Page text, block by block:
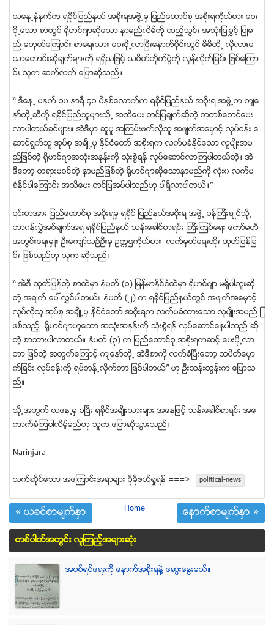
ယေန႕နံနက္က ရခိုင္ျပည္နယ္ အစုိးရအဖြဲ႕မွ ျပည္ေထာင္စု အစုိးရကိုယ္စား ေပး
ပို႕ေသာ စာတြင္ ရိုဟင္ဂ်ာဆိုေသာ နာမည္လိမ္ကို ထည့္သြင္း အသံုးျပဳခြင့္ ျပဳမ
ည္ မဟုတ္ေၾကာင္း စာေရးသား ေပးပို႕လာျပီးေနာက္ပိုင္းတြင္ မိမိတို႕ လိုလားေ
သာေတာင္းဆိုခ်က္မ်ားကို ရရွိသျဖင့္ သပိတ္တိုက္ပြဲကို လွန္လိုက္ျခင္း ျဖစ္ေၾကာ
င္း သူက ဆက္လက္ ေျပာဆိုသည္။
“ ဒီေန႕ မနက္ ၁၀ နာရီ ၄၀ မိနစ္ေလာက္က ရခိုင္ျပည္နယ္ အစိုးရ အဖြဲ႕က က်ေ
နာ္တို႕ဆီကို ရခိုင္ျပည္သူမ်ားသို႕ အသိေပး တင္ျပခ်က္ဆိုတဲ့ စာတစ္ေစာင္ေပး
လာပါတယ္ခင္ဗ်ား။ အဲဒီမွာ ဆူပူ အၾကမ္းဖက္လိုသူ အဖ်က္အေမွာင့္ လုပ္ငန္း ေ
ဆာင္ရြက္သူ အုပ္စု အခ်ိဳ႕မွ ႏိုင္ငံေတာ္ အစိုးရက လက္မခံႏိုင္ေသာ လူမ်ိဳးအမ
ည္ျဖစ္တဲ့ ရိုဟင္ဂ်ာအသံုးအႏုန္းကို သံုးစြဲရန္ လုပ္ေဆာင္လာၾကပါတယ္တဲ့။ အဲ
ဒီေတာ့ တရားမ၀င္တဲ့ နာမည္ျဖစ္တဲ့ ရိုဟင္ဂ်ာဆိုေသာနာမည္ကို လံုး၀ လက္မ
ခံႏိုင္ပါေၾကာင္း အသိေပး တင္ျပအပ္ပါသည္ဟု ပါရွိလာပါတယ္။”
၎စာအား ျပည္ေထာင္စု အစိုးရမွ ရခိုင္ ျပည္နယ္အစိုးရ အဖြဲ႕ ၀န္ၾကီးခ်ဳပ္သုိ႕
တာ၀န္လႊဲအပ္ခ်က္အရ ရခိုင္ျပည္နယ္ သန္းေခါင္စာရင္း ၾကီးၾကပ္ေရး ေကာ္မတီ
အတြင္းေရးမွဴး ဦးေက်ာ္ယဥ္ဦးမွ ဥကၠဌကိုယ္စား လက္မွတ္ေရးထိုး ထုတ္ျပန္ျခ
င္း ျဖစ္သည္ဟု သူက ဆိုသည္။
“ အဲဒီ ထုတ္ျပန္တဲ့ စာထဲမွာ နံပတ္ (၁) ျမန္မာႏိုင္ငံထဲမွာ ရိုဟင္ဂ်ာ မရွိပါဘူးဆို
တဲ့ အခ်က္ ေပၚလႊင္ပါတယ္။ နံပတ္ (၂) က ရခိုင္ျပည္နယ္တြင္ အဖ်က္အေမွာင့္
လုပ္လိုသူ အုပ္စု အခ်ိဳ႕မွ ႏိုင္ငံေတာ္ အစုိးရက လက္မခံထားေသာ လူမ်ိဳးအမည္ ျ
ဖစ္သည့္ ရိုဟင္ဂ်ာဟူေသာ အသံုးအႏုန္းကို သံုးစြဲရန္ လုပ္ေဆာင္ေနပါသည္ ဆို
တဲ့ စာသားပါလာတယ္။ နံပတ္ (၃) က ျပည္ေထာင္စု အစုိးရကဆင့္ ေပးပို႕လာ
တာ ျဖစ္တဲ့ အတြက္ေၾကာင့္ က်ေနာ္တို႕ အဲဒီစာကို လက္ခံျပီးေတာ့ သပိတ္ေမွာ
က္ျခင္း လုပ္ငန္းကို ရပ္တန္႕လိုက္တာ ျဖစ္ပါတယ္” ဟု ဦးသန္းထြန္းက ေျပာသ
ည္။
သို႕အတြက္ ယေန႕မွ စျပီး ရခိုင္အမ်ိဳးသားမ်ား အေနျဖင့္ သန္းေခါင္စာရင္း အေ
ကာက္ခံၾကပါလိမ့္မည္ဟု သူက ေျပာဆိုသြားသည္။
Narinjara
သက္ဆုိင္ေသာ အေၾကာင္းအရာမ်ား ပုိမုိဖတ္ရႈရန္ ===> political-news
« ယခင္စာမ်က္ႏွာ Home ေနာက္စာမ်က္ႏွာ »
တစ္ပါတ္အတြင္း လူၾကည့္အမ်ားဆံုး
အပစ္ရပ္ေရးကို ေနာက္အစိုးရနဲ႔ ေဆြးေႏြးမယ္။